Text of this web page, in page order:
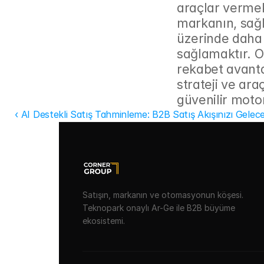
araçlar
markanın,
üzerinde
sağlamaktır.
rekabet
strateji ve
güvenilir
‹ AI Destekli Satış Tahminleme: B2B Satış Akışınızı
Satışın, markanın ve otomasyonun köşesi.
Teknopark onaylı Ar-Ge ile B2B büyüme
ekosistemi.